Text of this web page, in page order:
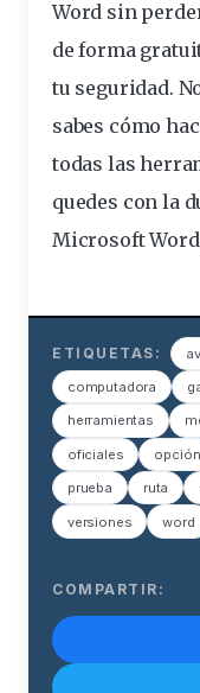
Word sin
de forma
tu seguridad.
sabes cómo
todas las
quedes con la
Microsoft
ETIQUETAS:
computadora
herramientas
oficiales opción
prueba ruta
versiones word
COMPARTIR: